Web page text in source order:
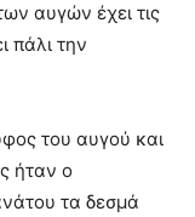
αυγών έχει τις
πάλι την
του αυγού και
ήταν ο
τα δεσμά